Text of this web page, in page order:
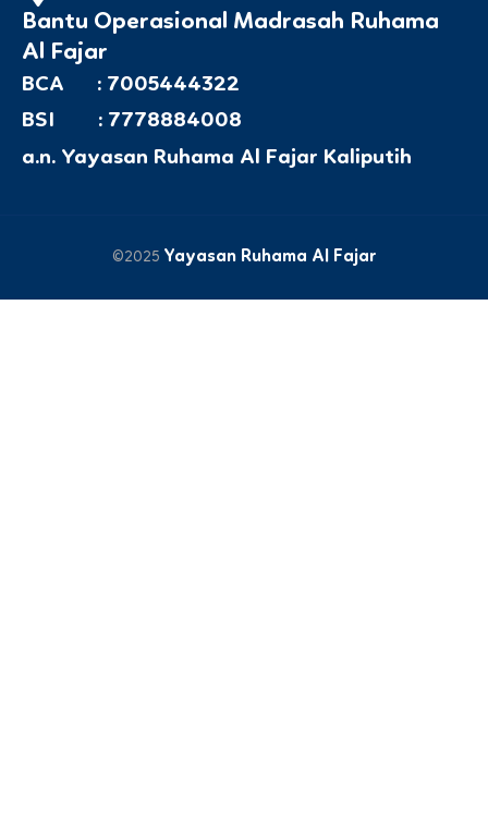
Bantu Operasional Madrasah Ruhama
Al Fajar
BCA : 7005444322
BSI : 7778884008
a.n. Yayasan Ruhama Al Fajar Kaliputih
©2025 Yayasan Ruhama Al Fajar